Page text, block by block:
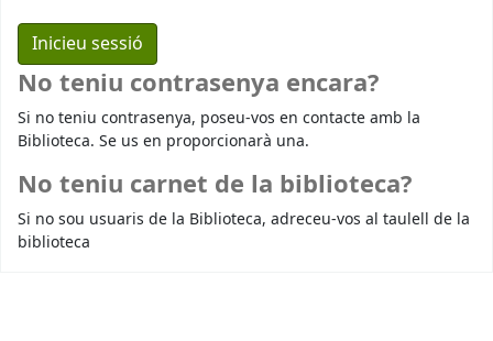
No teniu contrasenya encara?
Si no teniu contrasenya, poseu-vos en contacte amb la
Biblioteca. Se us en proporcionarà una.
No teniu carnet de la biblioteca?
Si no sou usuaris de la Biblioteca, adreceu-vos al taulell de la
biblioteca